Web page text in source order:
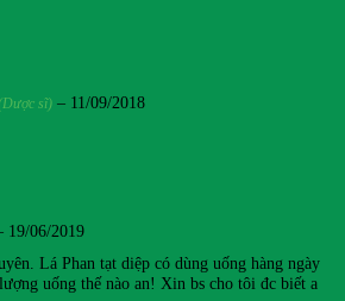
sĩ) – 11/09/2018
19/06/2019
Lá Phan tạt diệp có dùng uống hàng ngày
uống thế nào an! Xin bs cho tôi đc biết a